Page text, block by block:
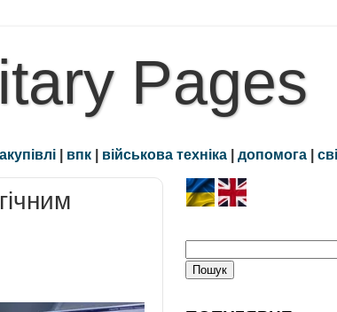
Pages
| впк | військова техніка | допомога |